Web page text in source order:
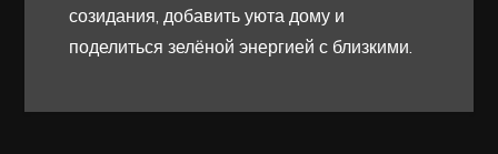
созидания, добавить уюта дому и
поделиться зелёной энергией с близкими.